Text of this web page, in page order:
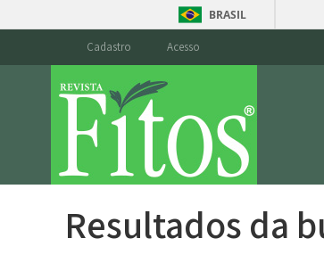
BRASIL
Cadastro Acesso
Resultados da